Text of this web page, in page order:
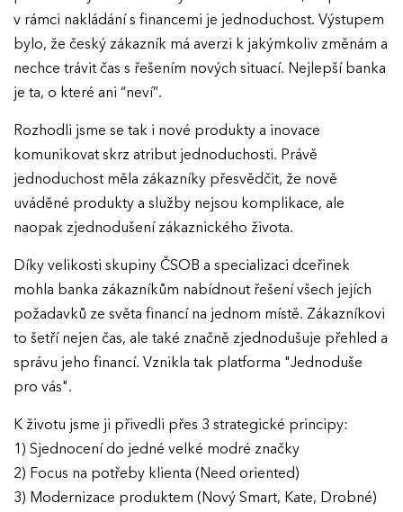
v rámci nakládání s financemi je jednoduchost. Výstupem
bylo, že český zákazník má averzi k jakýmkoliv změnám a
nechce trávit čas s řešením nových situací. Nejlepší banka
je ta, o které ani “neví”.
Rozhodli jsme se tak i nové produkty a inovace
komunikovat skrz atribut jednoduchosti. Právě
jednoduchost měla zákazníky přesvědčit, že nově
uváděné produkty a služby nejsou komplikace, ale
naopak zjednodušení zákaznického života.
Díky velikosti skupiny ČSOB a specializaci dceřinek
mohla banka zákazníkům nabídnout řešení všech jejích
požadavků ze světa financí na jednom místě. Zákazníkovi
to šetří nejen čas, ale také značně zjednodušuje přehled a
správu jeho financí. Vznikla tak platforma "Jednoduše
pro vás".
K životu jsme ji přivedli přes 3 strategické principy:
1) Sjednocení do jedné velké modré značky
2) Focus na potřeby klienta (Need oriented)
3) Modernizace produktem (Nový Smart, Kate, Drobné)